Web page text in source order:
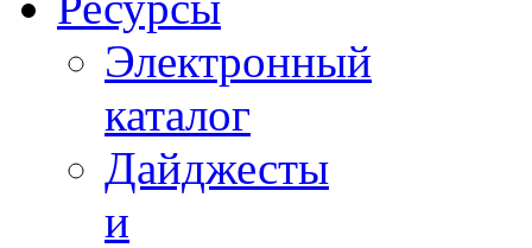
Электронный
каталог
Дайджесты
и